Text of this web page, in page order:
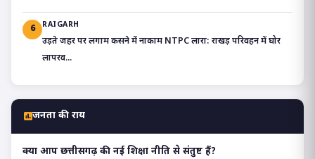
6 RAIGARH
उड़ते जहर पर लगाम कसने में नाकाम NTPC लारा: राखड़ परिवहन में घोर
लापरव...
जनता की राय
क्या आप छत्तीसगढ़ की नई शिक्षा नीति से संतुष्ट हैं?